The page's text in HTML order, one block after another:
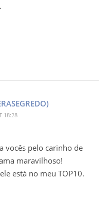
18:28
vocês pelo carinho de
maravilhoso!
está no meu TOP10.